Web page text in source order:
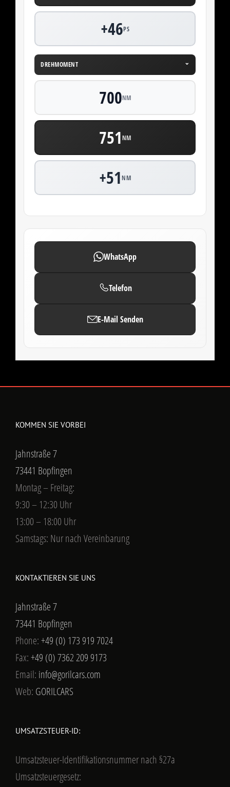
+46PS
DREHMOMENT ⌄
700NM
751NM
+51NM
WhatsApp
Telefon
E-Mail Senden
KOMMEN SIE VORBEI
Jahnstraße 7
73441 Bopfingen
Montag – Freitag:
9:30 – 12:30 Uhr
13:00 – 18:00 Uhr
Samstags: Nur nach Vereinbarung
KONTAKTIEREN SIE UNS
Jahnstraße 7
73441 Bopfingen
Phone:+49 (0) 173 919 7024
Fax:+49 (0) 7362 209 9173
Email: info@gorilcars.com
Web: GORILCARS
UMSATZSTEUER-ID:
Umsatzsteuer-Identifikationsnummer nach §27a
Umsatzsteuergesetz: